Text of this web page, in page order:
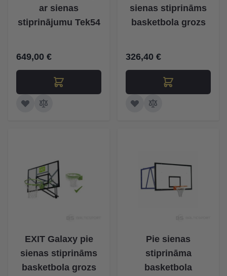
ar sienas
stiprinājumu Tek54
649,00 €
sienas stiprināms
basketbola grozs
326,40 €
EXIT Galaxy pie
sienas stiprināms
basketbola grozs
Pie sienas
stiprināma
basketbola